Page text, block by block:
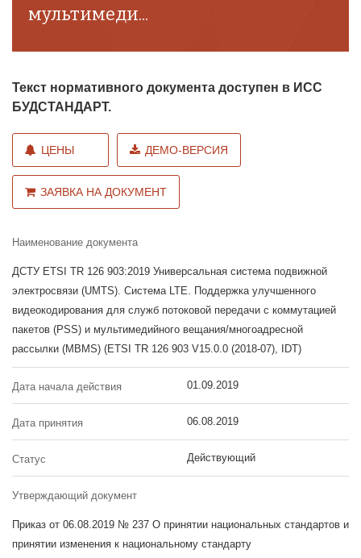
мультимеди...
Текст нормативного документа доступен в ИСС
БУДСТАНДАРТ.
ЦЕНЫ ДЕМО-ВЕРСИЯ
ЗАЯВКА НА ДОКУМЕНТ
Наименование документа
ДСТУ ETSI TR 126 903:2019 Универсальная система подвижной
электросвязи (UMTS). Система LTE. Поддержка улучшенного
видеокодирования для служб потоковой передачи с коммутацией
пакетов (PSS) и мультимедийного вещания/многоадресной
рассылки (MBMS) (ETSI TR 126 903 V15.0.0 (2018-07), IDT)
Дата начала действия 01.09.2019
Дата принятия 06.08.2019
Статус Действующий
Утверждающий документ
Приказ от 06.08.2019 № 237 О принятии национальных стандартов и
принятии изменения к национальному стандарту